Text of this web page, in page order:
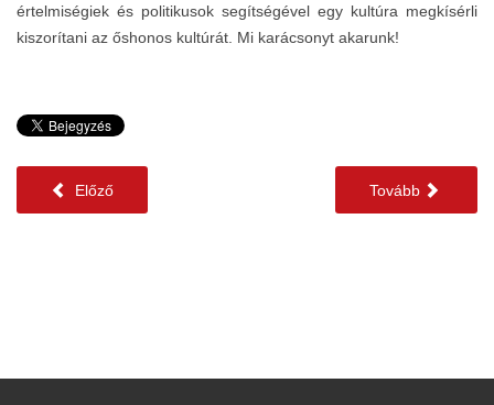
értelmiségiek és politikusok segítségével egy kultúra megkísérli
kiszorítani az őshonos kultúrát. Mi karácsonyt akarunk!
Előző Tovább